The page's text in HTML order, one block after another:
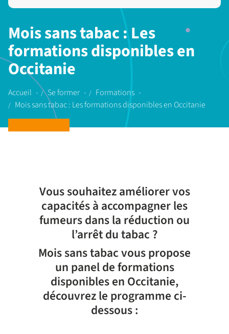
Mois sans tabac : Les
formations disponibles en
Occitanie
Accueil Se former
Formations
Mois sans tabac : Les formations disponibles en Occitanie
Vous souhaitez améliorer vos
capacités à accompagner les
fumeurs dans la réduction ou
l’arrêt du tabac ?
Mois sans tabac vous propose
un panel de formations
disponibles en Occitanie,
découvrez le programme ci-
dessous :